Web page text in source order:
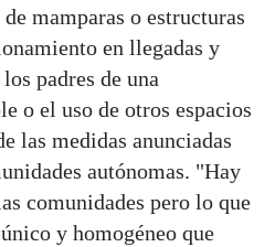
mamparas o estructuras
en llegadas y
padres de una
o el uso de otros espacios
las medidas anunciadas
autónomas. "Hay
comunidades pero lo que
y homogéneo que